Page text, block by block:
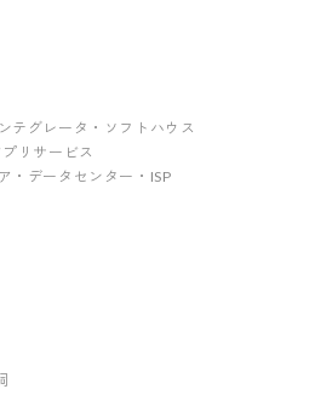
テグレータ・ソフトハウス
リサービス
・データセンター・ISP